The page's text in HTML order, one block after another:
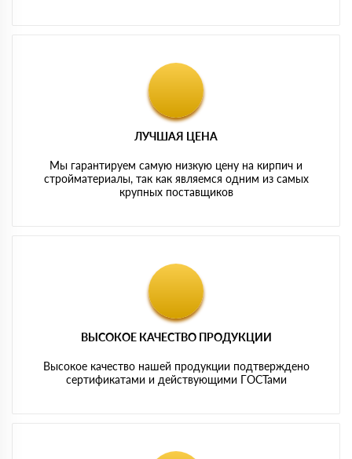
ЛУЧШАЯ ЦЕНА
Мы гарантируем самую низкую цену на кирпич и
стройматериалы, так как являемся одним из самых
крупных поставщиков
ВЫСОКОЕ КАЧЕСТВО ПРОДУКЦИИ
Высокое качество нашей продукции подтверждено
сертификатами и действующими ГОСТами